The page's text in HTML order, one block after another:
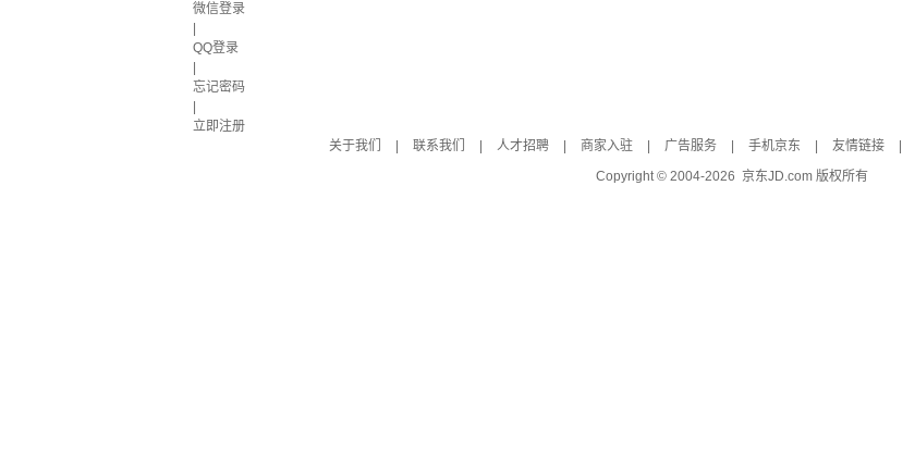
微信登录
QQ登录
忘记密码
立即注册
关于我们
联系我们 人才招聘 商家入驻 广告服务 手机京东 友情链接
Copyright © 2004-2026 京东JD.com 版权所有